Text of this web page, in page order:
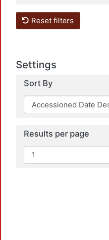
Reset filters
Settings
Sort By
Results per page